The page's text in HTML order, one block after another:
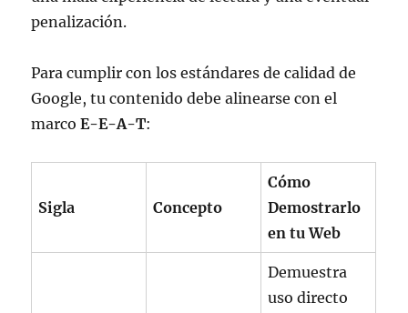
penalización.
Para cumplir con los estándares de calidad de
Google, tu contenido debe alinearse con el
marcoE-E-A-T:
Sigla Concepto
Cómo
Demostrarlo
en tu Web
Demuestra
uso directo